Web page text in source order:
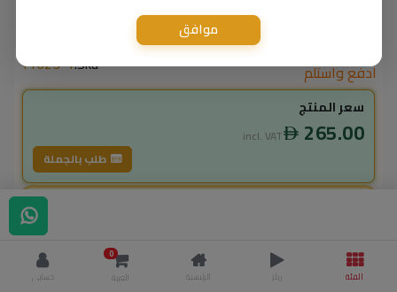
ادفع واستلم Sku:
11623-1
سعر المنتج
265.00
incl. VAT
طلب بالجملة
265.00 وفر26.50
موافق
الفئة ريلز الرئيسية
0
العربة
حسابي